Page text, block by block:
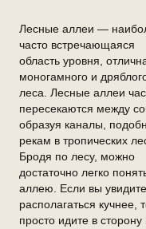
Лесные аллеи —
часто встречающаяся
область уровня,
моногамного и
леса. Лесные аллеи
пересекаются между
образуя каналы,
рекам в тропических
Бродя по лесу, можно
достаточно легко
аллею. Если вы
располагаться кучнее,
просто идите в